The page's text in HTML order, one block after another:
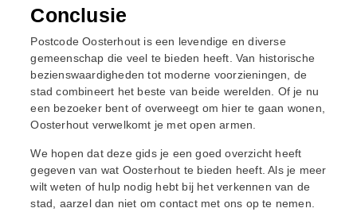
Conclusie
Postcode Oosterhout is een levendige en diverse
gemeenschap die veel te bieden heeft. Van historische
bezienswaardigheden tot moderne voorzieningen, de
stad combineert het beste van beide werelden. Of je nu
een bezoeker bent of overweegt om hier te gaan wonen,
Oosterhout verwelkomt je met open armen.
We hopen dat deze gids je een goed overzicht heeft
gegeven van wat Oosterhout te bieden heeft. Als je meer
wilt weten of hulp nodig hebt bij het verkennen van de
stad, aarzel dan niet om contact met ons op te nemen.